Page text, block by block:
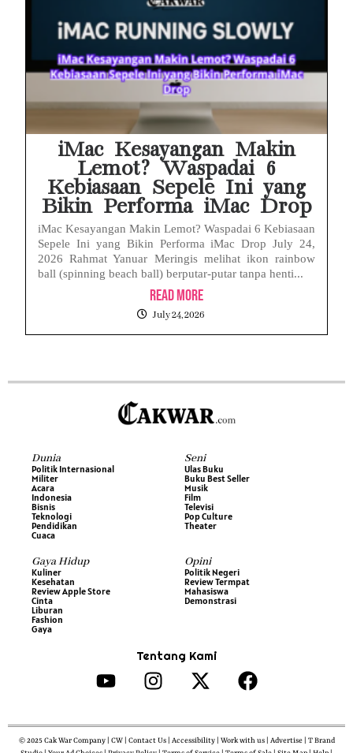
iMac Kesayangan Makin
Lemot? Waspadai 6
Kebiasaan Sepele Ini yang
Bikin Performa iMac Drop
iMac Kesayangan Makin Lemot? Waspadai 6 Kebiasaan
Sepele Ini yang Bikin Performa iMac Drop July 24,
2026 Rahmat Yanuar Meringis melihat ikon rainbow
ball (spinning beach ball) berputar-putar tanpa henti...
Read More
July 24, 2026
Dunia
Politik Internasional
Militer
Acara
Indonesia
Bisnis
Teknologi
Pendidikan
Cuaca
Seni
Ulas Buku
Buku Best Seller
Musik
Film
Televisi
Pop Culture
Theater
Gaya Hidup
Kuliner
Kesehatan
Review Apple Store
Cinta
Liburan
Fashion
Gaya
Opini
Politik Negeri
Review Termpat
Mahasiswa
Demonstrasi
Tentang Kami
© 2025 Cak War Company | CW | Contact Us | Accessibility | Work with us | Advertise | T Brand